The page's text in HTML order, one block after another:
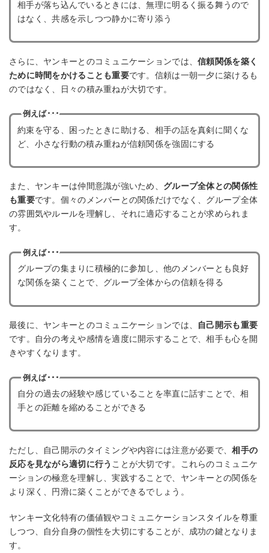
相手が落ち込んでいるときには、無理に明るく振る舞うので
はなく、共感を示しつつ静かに寄り添う
さらに、ヤンキーとのコミュニケーションでは、信頼関係を築く
ために時間をかけることも重要です。信頼は一朝一夕に築けるも
のではなく、日々の積み重ねが大切です。
例えば･･･
約束を守る、困ったときに助ける、相手の話を真剣に聞くな
ど、小さな行動の積み重ねが信頼関係を強固にする
また、ヤンキーは仲間意識が強いため、 グループ全体との関係性
も重要です。個々のメンバーとの関係だけでなく、グループ全体
の雰囲気やルールを理解し、それに適応することが求められま
す。
例えば･･･
グループの集まりに積極的に参加し、他のメンバーとも良好
な関係を築くことで、グループ全体からの信頼を得る
最後に、ヤンキーとのコミュニケーションでは、
自己開示も重要
です。自分の考えや感情を適度に開示することで、相手も心を開
きやすくなります。
例えば･･･
自分の過去の経験や感じていることを率直に話すことで、相
手との距離を縮めることができる
ただし、自己開示のタイミングや内容には注意が必要で、相手の
反応を見ながら適切に行う ことが大切です。これらのコミュニケ
ーションの極意を理解し、実践することで、ヤンキーとの関係を
より深く、円滑に築くことができるでしょう。
ヤンキー文化特有の価値観やコミュニケーションスタイルを尊重
しつつ、自分自身の個性を大切にすることが、成功の鍵となりま
す。